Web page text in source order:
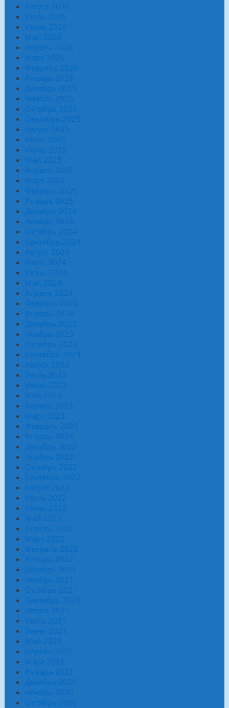
Август 2026
Июль 2026
Июнь 2026
Май 2026
Апрель 2026
Март 2026
Февраль 2026
Январь 2026
Декабрь 2025
Ноябрь 2025
Октябрь 2025
Сентябрь 2025
Август 2025
Июль 2025
Июнь 2025
Май 2025
Апрель 2025
Март 2025
Февраль 2025
Январь 2025
Декабрь 2024
Ноябрь 2024
Октябрь 2024
Сентябрь 2024
Август 2024
Июль 2024
Июнь 2024
Май 2024
Апрель 2024
Февраль 2024
Январь 2024
Декабрь 2023
Ноябрь 2023
Октябрь 2023
Сентябрь 2023
Август 2023
Июль 2023
Июнь 2023
Май 2023
Апрель 2023
Март 2023
Февраль 2023
Январь 2023
Декабрь 2022
Ноябрь 2022
Октябрь 2022
Сентябрь 2022
Август 2022
Июль 2022
Июнь 2022
Май 2022
Апрель 2022
Март 2022
Февраль 2022
Январь 2022
Декабрь 2021
Ноябрь 2021
Октябрь 2021
Сентябрь 2021
Август 2021
Июль 2021
Июнь 2021
Май 2021
Апрель 2021
Март 2021
Январь 2021
Декабрь 2020
Ноябрь 2020
Октябрь 2020